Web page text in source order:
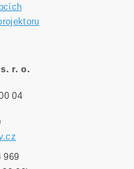
s. r. o.
04
969